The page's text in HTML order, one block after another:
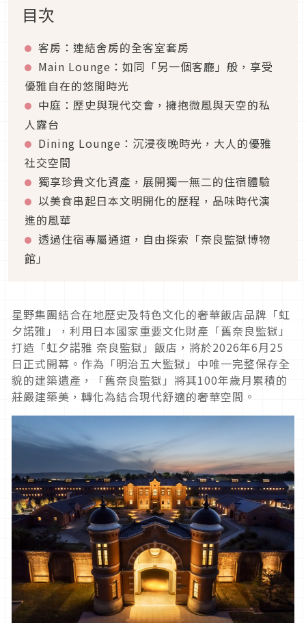
目次
客房：連結舍房的全客室套房
Main Lounge：如同「另一個客廳」般，享受
優雅自在的悠閒時光
中庭：歷史與現代交會，擁抱微風與天空的私
人露台
Dining Lounge：沉浸夜晚時光，大人的優雅
社交空間
獨享珍貴文化資產，展開獨一無二的住宿體驗
以美食串起日本文明開化的歷程，品味時代演
進的風華
透過住宿專屬通道，自由探索「奈良監獄博物
館」
星野集團結合在地歷史及特色文化的奢華飯店品牌「虹
夕諾雅」，利用日本國家重要文化財產「舊奈良監獄」
打造「虹夕諾雅 奈良監獄」飯店，將於2026年6月25
日正式開幕。作為「明治五大監獄」中唯一完整保存全
貌的建築遺產，「舊奈良監獄」將其100年歲月累積的
莊嚴建築美，轉化為結合現代舒適的奢華空間。